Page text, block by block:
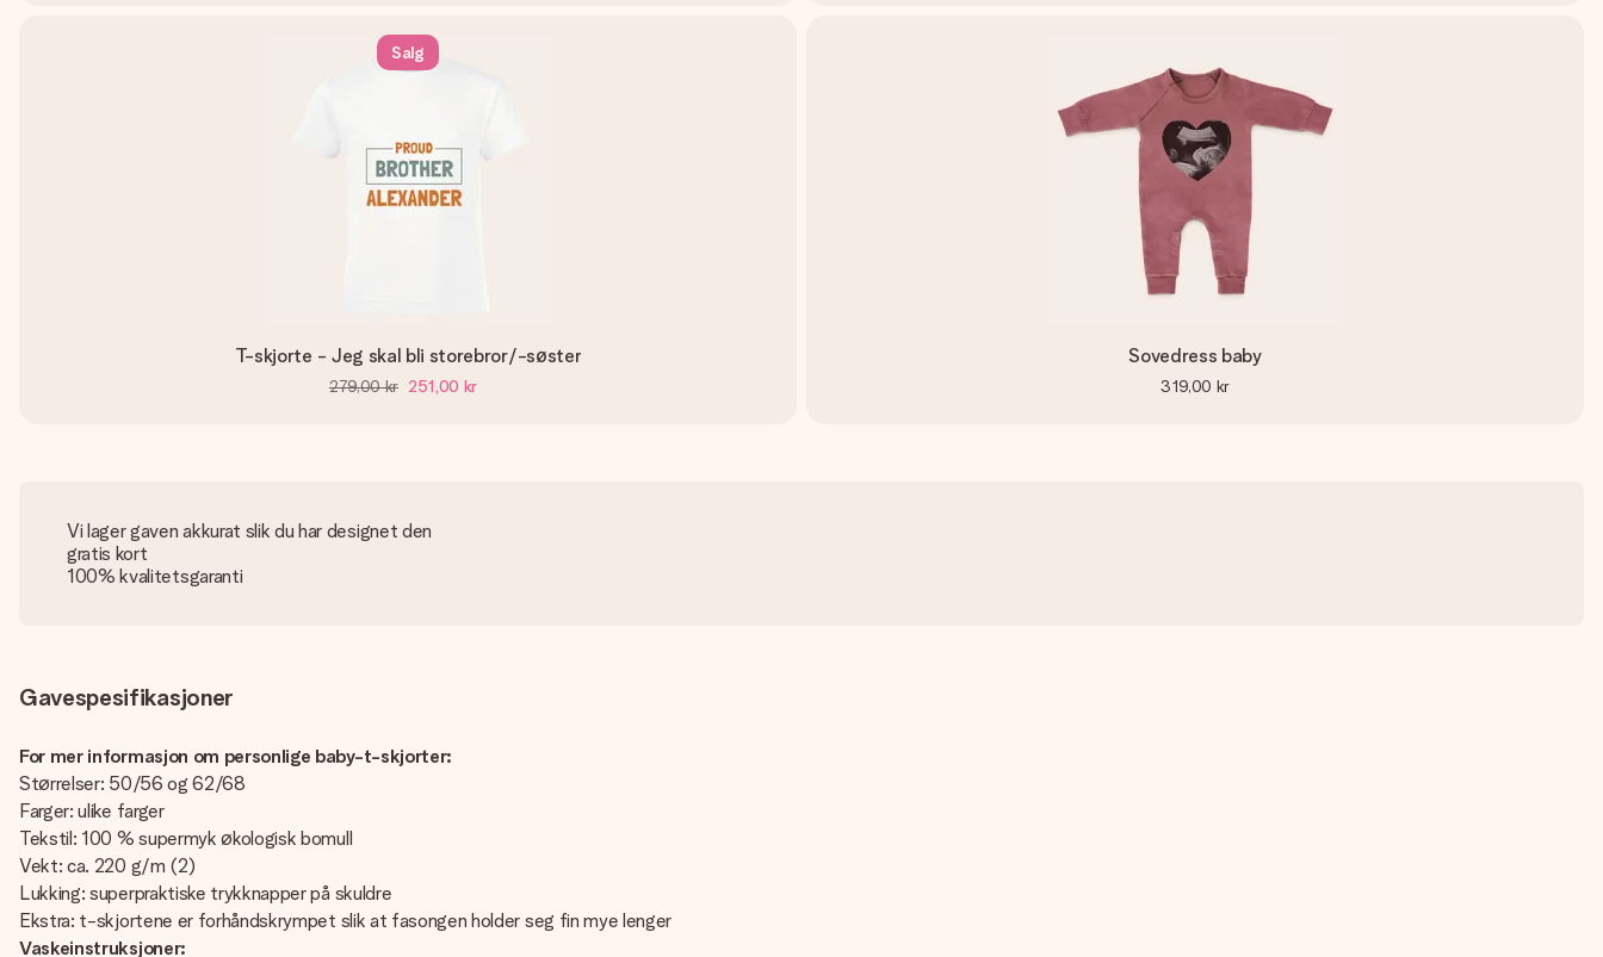
Salg
T-skjorte - Jeg skal bli storebror/-søster
279,00 kr 251,00 kr
Sovedress baby
319,00 kr
Vi lager gaven akkurat slik du har designet den
gratis kort
100% kvalitetsgaranti
Gavespesifikasjoner
For mer informasjon om personlige baby-t-skjorter:
Størrelser: 50/56 og 62/68
Farger: ulike farger
Tekstil: 100 % supermyk økologisk bomull
Vekt: ca. 220 g/m (2)
Lukking: superpraktiske trykknapper på skuldre
Ekstra: t-skjortene er forhåndskrympet slik at fasongen holder seg fin mye lenger
Vaskeinstruksjoner: